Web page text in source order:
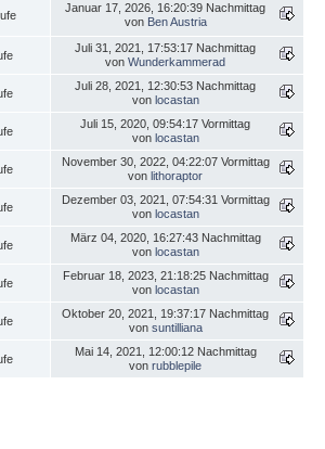
Januar 17, 2026, 16:20:39 Nachmittag
von Ben Austria
Juli 31, 2021, 17:53:17 Nachmittag
von Wunderkammerad
Juli 28, 2021, 12:30:53 Nachmittag
von locastan
Juli 15, 2020, 09:54:17 Vormittag
von locastan
November 30, 2022, 04:22:07 Vormittag
von lithoraptor
Dezember 03, 2021, 07:54:31 Vormittag
von locastan
März 04, 2020, 16:27:43 Nachmittag
von locastan
Februar 18, 2023, 21:18:25 Nachmittag
von locastan
Oktober 20, 2021, 19:37:17 Nachmittag
von suntilliana
Mai 14, 2021, 12:00:12 Nachmittag
von rubblepile